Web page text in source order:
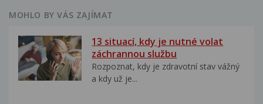
MOHLO BY VÁS ZAJÍMAT
13 situací, kdy je nutné volat
záchrannou službu
Rozpoznat, kdy je zdravotní stav vážný
a kdy už je...